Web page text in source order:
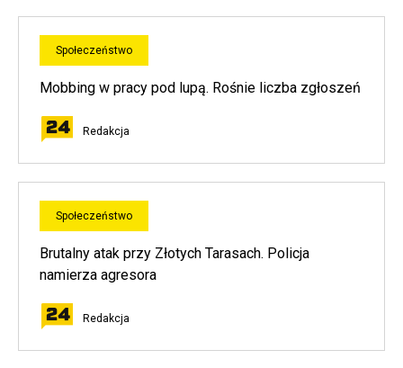
Społeczeństwo
Mobbing w pracy pod lupą. Rośnie liczba zgłoszeń
Redakcja
Społeczeństwo
Brutalny atak przy Złotych Tarasach. Policja
namierza agresora
Redakcja